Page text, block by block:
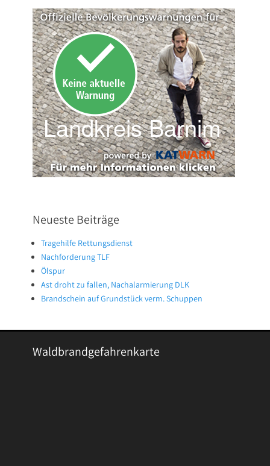
Neueste Beiträge
Tragehilfe Rettungsdienst
Nachforderung TLF
Ölspur
Ast droht zu fallen, Nachalarmierung DLK
Brandschein auf Grundstück verm. Schuppen
Waldbrandgefahrenkarte